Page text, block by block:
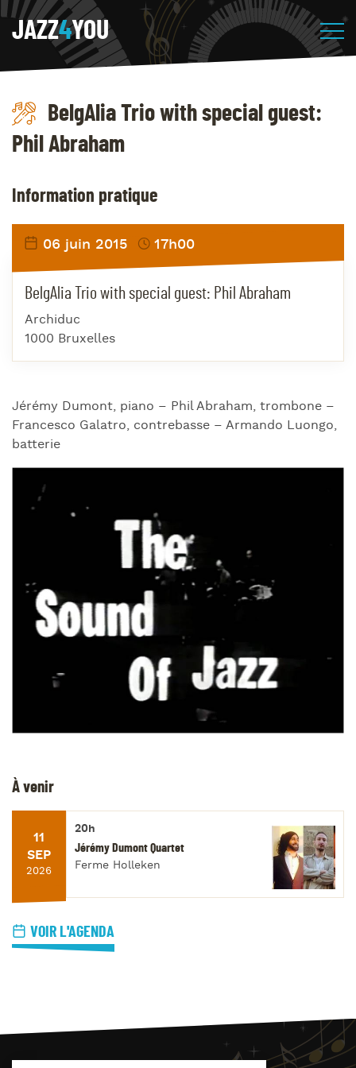
JAZZ4YOU
BelgAlia Trio with special guest:
Phil Abraham
Jérémy Dumont, piano – Phil Abraham, trombone –
Francesco Galatro, contrebasse – Armando Luongo,
batterie
Information pratique
06 juin 2015 17h00
BelgAlia Trio with special guest: Phil Abraham
Archiduc
1000 Bruxelles
À venir
11
SEP
2026
20h
Jérémy Dumont Quartet
Ferme Holleken
VOIR L'AGENDA